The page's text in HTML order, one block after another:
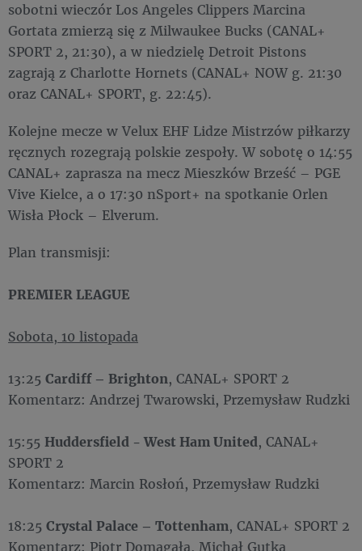
sobotni wieczór Los Angeles Clippers Marcina
Gortata zmierzą się z Milwaukee Bucks (CANAL+
SPORT 2, 21:30), a w niedzielę Detroit Pistons
zagrają z Charlotte Hornets (CANAL+ NOW g. 21:30
oraz CANAL+ SPORT, g. 22:45).
Kolejne mecze w Velux EHF Lidze Mistrzów piłkarzy
ręcznych rozegrają polskie zespoły. W sobotę o 14:55
CANAL+ zaprasza na mecz Mieszków Brześć – PGE
Vive Kielce, a o 17:30 nSport+ na spotkanie Orlen
Wisła Płock – Elverum.
Plan transmisji:
PREMIER LEAGUE
Sobota, 10 listopada
13:25 Cardiff – Brighton, CANAL+ SPORT 2
Komentarz: Andrzej Twarowski, Przemysław Rudzki
15:55 Huddersfield - West Ham United, CANAL+
SPORT 2
Komentarz: Marcin Rosłoń, Przemysław Rudzki
18:25 Crystal Palace – Tottenham, CANAL+ SPORT 2
Komentarz: Piotr Domagała, Michał Gutka